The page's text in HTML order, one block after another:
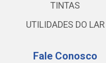
TINTAS
UTILIDADES DO LAR
Fale Conosco